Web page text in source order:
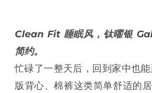
Clean Fit 睡眠风，钛曜银
简约。
忙碌了一整天后，回到家中也
版背心、棉裤这类简单舒适的